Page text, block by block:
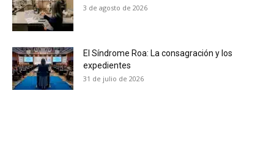
3 de agosto de 2026
El Síndrome Roa: La consagración y los
expedientes
31 de julio de 2026